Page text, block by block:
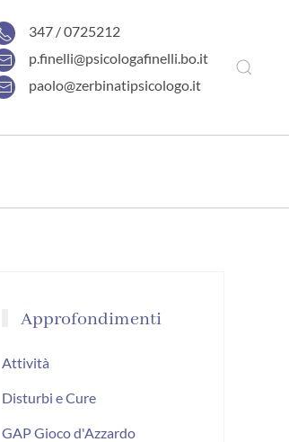
347 / 0725212
p.finelli@psicologafinelli.bo.it
paolo@zerbinatipsicologo.it
Approfondimenti
Attività
Disturbi e Cure
GAP Gioco d'Azzardo